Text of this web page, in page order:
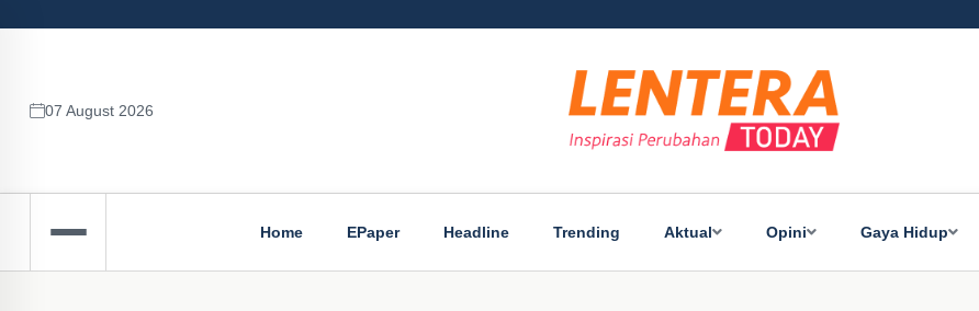
07 August 2026
Home EPaper Headline Trending Aktual Opini Gaya Hidup